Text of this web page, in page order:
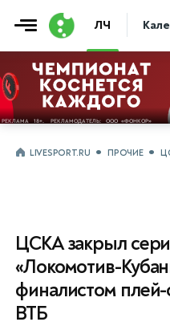
ЛЧ
LIVESPORT.RU ПРОЧИЕ
ЦСКА закрыл
«Локомотив-
финалистом
ВТБ